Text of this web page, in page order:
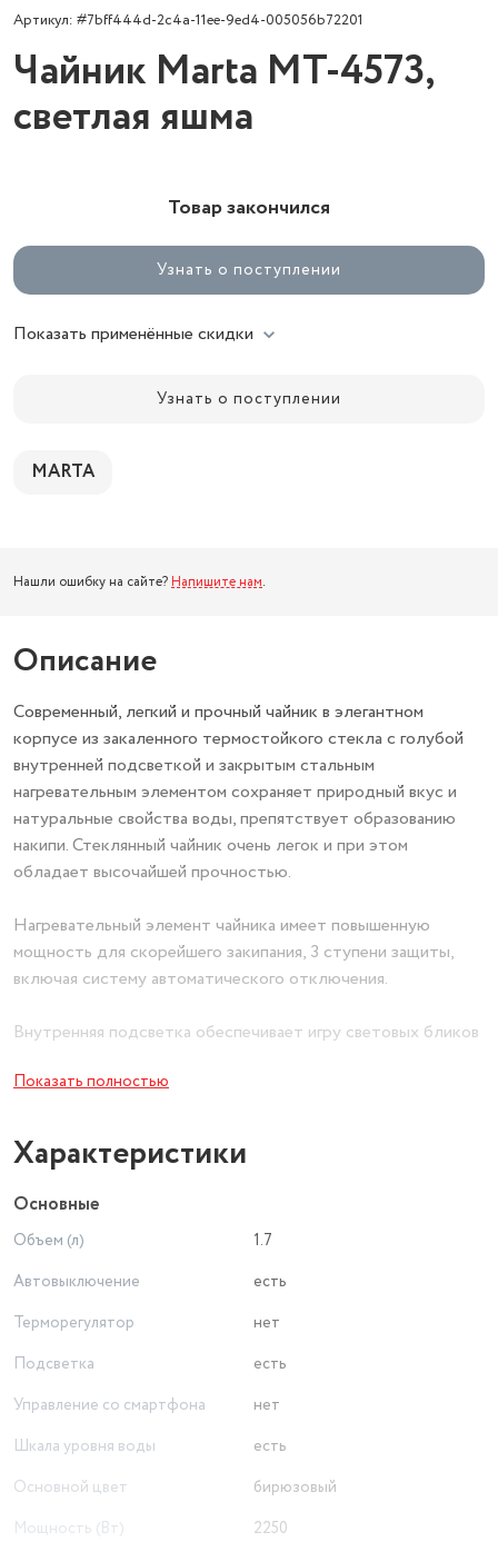
Артикул: #7bff444d-2c4a-11ee-9ed4-005056b72201
Чайник Marta MT-4573,
светлая яшма
Товар закончился
Узнать о поступлении
Показать применённые скидки
Узнать о поступлении
MARTA
Нашли ошибку на сайте? Напишите нам.
Описание
Современный, легкий и прочный чайник в элегантном
корпусе из закаленного термостойкого стекла с голубой
внутренней подсветкой и закрытым стальным
нагревательным элементом сохраняет природный вкус и
натуральные свойства воды, препятствует образованию
накипи. Стеклянный чайник очень легок и при этом
обладает высочайшей прочностью.
Нагревательный элемент чайника имеет повышенную
мощность для скорейшего закипания, 3 ступени защиты,
включая систему автоматического отключения.
Внутренняя подсветка обеспечивает игру световых бликов
Показать полностью
Характеристики
Основные
Объем (л)
1.7
Автовыключение
есть
Терморегулятор
нет
Подсветка
есть
Управление со смартфона
нет
Шкала уровня воды
есть
Основной цвет
бирюзовый
Мощность (Вт)
2250